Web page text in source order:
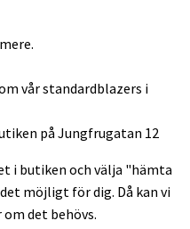
vår standardblazers i
på Jungfrugatan 12
i butiken och välja "hämta
möjligt för dig. Då kan vi
det behövs.